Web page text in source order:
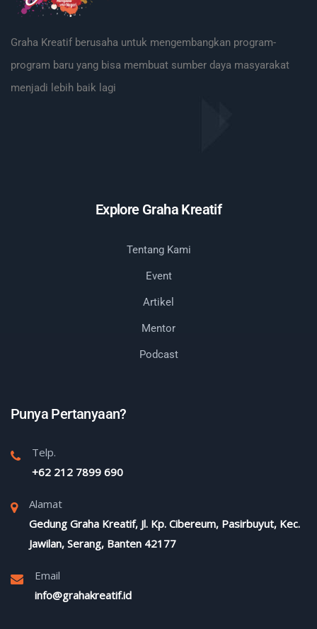
Graha Kreatif berusaha untuk mengembangkan program-
program baru yang bisa membuat sumber daya masyarakat
menjadi lebih baik lagi
Explore Graha Kreatif
Tentang Kami
Event
Artikel
Mentor
Podcast
Punya Pertanyaan?
Telp.
+62 212 7899 690
Alamat
Gedung Graha Kreatif, Jl. Kp. Cibereum, Pasirbuyut, Kec.
Jawilan, Serang, Banten 42177
Email
info@grahakreatif.id